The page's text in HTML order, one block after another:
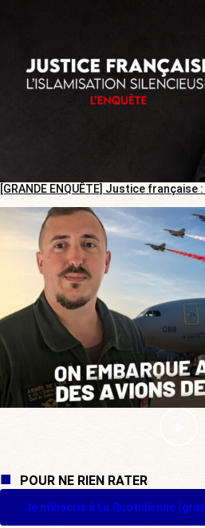
[GRANDE ENQUÊTE] Justice
POUR NE RIEN RATER
Je m'inscris à La Quotidienne